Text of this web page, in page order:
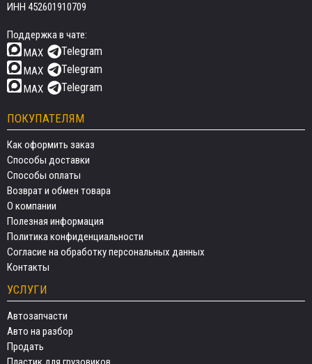
ИНН 452601910709
Поддержка в чате:
MAX
Telegram
MAX Telegram
MAX Telegram
ПОКУПАТЕЛЯМ
Как оформить заказ
Способы доставки
Способы оплаты
Возврат и обмен товара
О компании
Полезная информация
Политика конфиденциальности
Согласие на обработку персональных данных
Контакты
УСЛУГИ
Автозапчасти
Авто на разбор
Продать